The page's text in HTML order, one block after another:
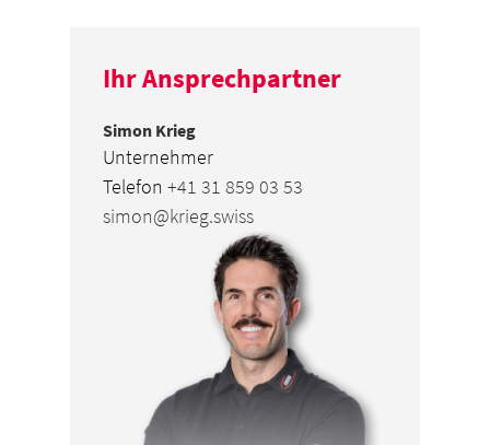
Ihr Ansprechpartner
Simon Krieg
Unternehmer
Telefon +41 31 859 03 53
simon@krieg.swiss